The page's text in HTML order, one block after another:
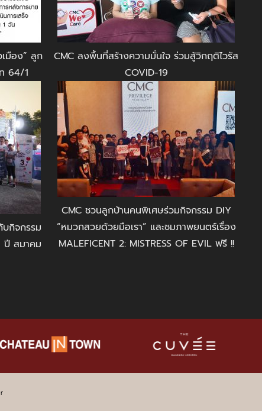
มือง” ลูก
64/1
CMC ลงพื้นที่สร้างความมั่นใจ ร่วมสู้วิกฤติไวรัส
COVID-19
กิจกรรม
ปี สมาคม
CMC ชวนลูกบ้านคนพิเศษร่วมกิจกรรม DIY
“หมวกสวยด้วยมือเรา” และชมภาพยนตร์เรื่อง
MALEFICENT 2: MISTRESS OF EVIL ฟรี !!